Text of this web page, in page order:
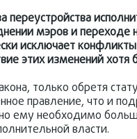
мэров и переходе
исключает
этих изменений хотя
только обретя
правление, что и
ему необходимо
власти.